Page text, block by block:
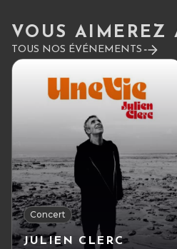
VOUS AIMEREZ
TOUS NOS ÉVÉNEMENTS
Concert
JULIEN CLERC